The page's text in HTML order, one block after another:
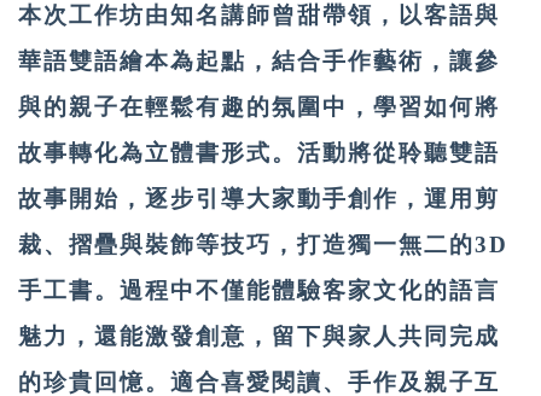
本次工作坊由知名講師曾甜帶領，以客語與
華語雙語繪本為起點，結合手作藝術，讓參
與的親子在輕鬆有趣的氛圍中，學習如何將
故事轉化為立體書形式。活動將從聆聽雙語
故事開始，逐步引導大家動手創作，運用剪
裁、摺疊與裝飾等技巧，打造獨一無二的3D
手工書。過程中不僅能體驗客家文化的語言
魅力，還能激發創意，留下與家人共同完成
的珍貴回憶。適合喜愛閱讀、手作及親子互